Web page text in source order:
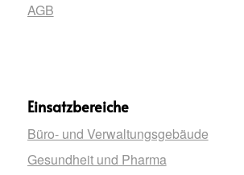
AGB
Einsatzbereiche
Büro- und Verwaltungsgebäude
Gesundheit und Pharma